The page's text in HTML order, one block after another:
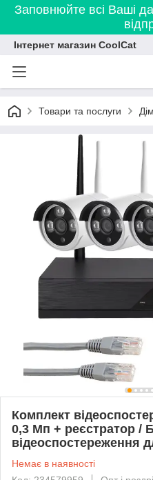
Заповнюйте всі Ваші
Інтернет магазин CoolCat
Товари та послуги
Комплект
0,3 Мп + реєстратор /
відеоспостереження
Немає в наявності